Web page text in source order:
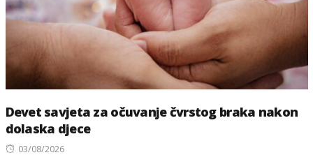
Devet savjeta za očuvanje čvrstog braka nakon
dolaska djece
Posted
03/08/2026